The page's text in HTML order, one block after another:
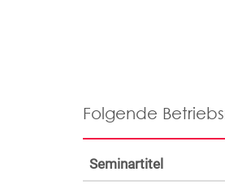
Folgende
Seminartitel